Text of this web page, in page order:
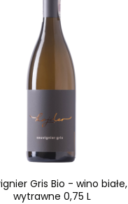
Gris Bio - wino białe,
wytrawne 0,75 L
DO KOSZYKA